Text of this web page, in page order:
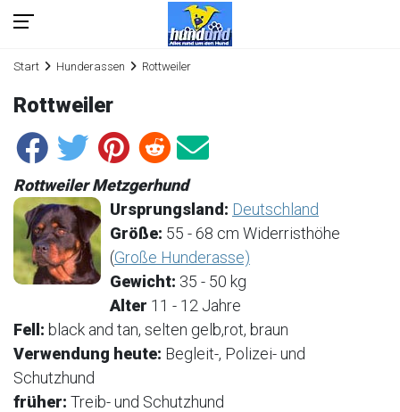
Start Hunderassen Rottweiler
Rottweiler
Rottweiler Metzgerhund
Ursprungsland: Deutschland
Größe: 55 - 68 cm Widerristhöhe
(Große Hunderasse)
Gewicht: 35 - 50 kg
Alter 11 - 12 Jahre
Fell: black and tan, selten gelb,rot, braun
Verwendung heute: Begleit-, Polizei- und
Schutzhund
früher: Treib- und Schutzhund